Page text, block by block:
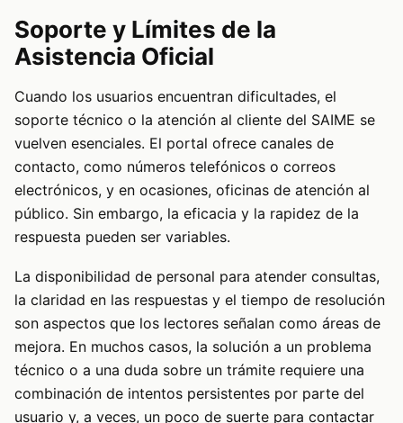
Soporte y Límites de la
Asistencia Oficial
Cuando los usuarios encuentran dificultades, el
soporte técnico o la atención al cliente del SAIME se
vuelven esenciales. El portal ofrece canales de
contacto, como números telefónicos o correos
electrónicos, y en ocasiones, oficinas de atención al
público. Sin embargo, la eficacia y la rapidez de la
respuesta pueden ser variables.
La disponibilidad de personal para atender consultas,
la claridad en las respuestas y el tiempo de resolución
son aspectos que los lectores señalan como áreas de
mejora. En muchos casos, la solución a un problema
técnico o a una duda sobre un trámite requiere una
combinación de intentos persistentes por parte del
usuario y, a veces, un poco de suerte para contactar